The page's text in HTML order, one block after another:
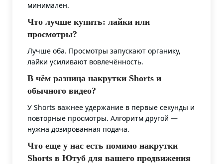
минимален.
Что лучше купить: лайки или
просмотры?
Лучше оба. Просмотры запускают органику,
лайки усиливают вовлечённость.
В чём разница накрутки Shorts и
обычного видео?
У Shorts важнее удержание в первые секунды и
повторные просмотры. Алгоритм другой —
нужна дозированная подача.
Что еще у нас есть помимо накрутки
Shorts в Ютуб для вашего продвижения